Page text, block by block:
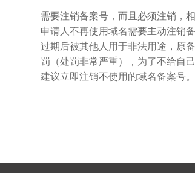
需要注销备案号，而且必须注销，
申请人不再使用域名需要主动注销
过期后被其他人用于非法用途，原
罚（处罚非常严重），为了不给自
建议立即注销不使用的域名备案号。